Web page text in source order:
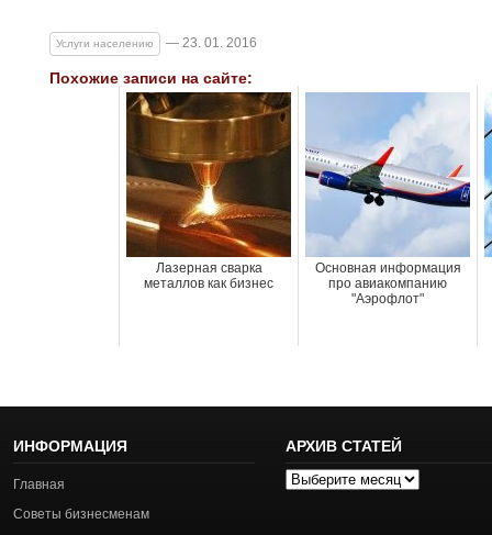
Услуги населению — 23. 01. 2016
Похожие записи на сайте:
Лазерная сварка
металлов как бизнес
Основная информация
про авиакомпанию
"Аэрофлот"
ИНФОРМАЦИЯ
Главная
Советы бизнесменам
АРХИВ СТАТЕЙ
Архив